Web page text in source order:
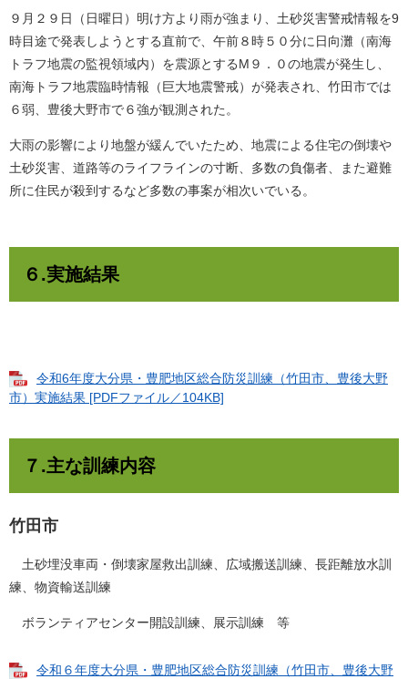
９月２９日（日曜日）明け方より雨が強まり、土砂災害警戒情報を9
時目途で発表しようとする直前で、午前８時５０分に日向灘（南海
トラフ地震の監視領域内）を震源とするM９．０の地震が発生し、
南海トラフ地震臨時情報（巨大地震警戒）が発表され、竹田市では
６弱、豊後大野市で６強が観測された。
大雨の影響により地盤が緩んでいたため、地震による住宅の倒壊や
土砂災害、道路等のライフラインの寸断、多数の負傷者、また避難
所に住民が殺到するなど多数の事案が相次いでいる。
６.実施結果
令和6年度大分県・豊肥地区総合防災訓練（竹田市、豊後大野
市）実施結果 [PDFファイル／104KB]
７.主な訓練内容
竹田市
土砂埋没車両・倒壊家屋救出訓練、広域搬送訓練、長距離放水訓
練、物資輸送訓練
ボランティアセンター開設訓練、展示訓練 等
令和６年度大分県・豊肥地区総合防災訓練（竹田市、豊後大野